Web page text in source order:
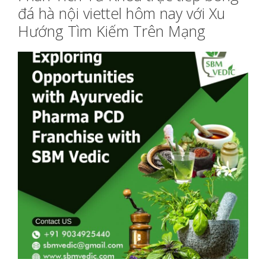
đá hà nội viettel hôm nay với Xu
Hướng Tìm Kiếm Trên Mạng